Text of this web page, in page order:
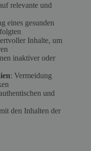
relevante und
eines gesunden
Inhalte, um
inaktiver oder
: Vermeidung
und
den Inhalten der